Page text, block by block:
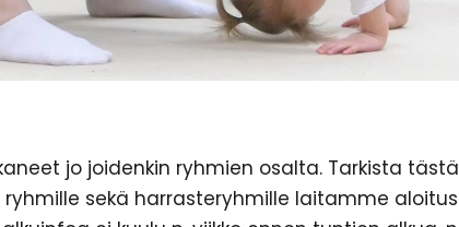
jo joidenkin ryhmien osalta. Tarkista
sekä harrasteryhmille laitamme